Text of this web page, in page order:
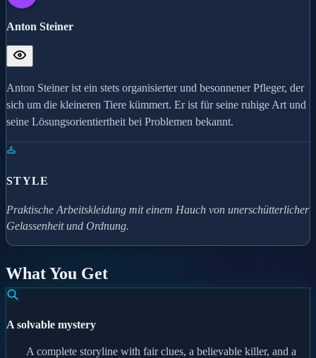
Anton Steiner
Anton Steiner ist ein stets organisierter und besonnener Pfleger, der
sich um die kleineren Tiere kümmert. Er ist für seine ruhige Art und
seine Lösungsorientiertheit bei Problemen bekannt.
STYLE
Praktische Arbeitskleidung mit einem Hauch von unerschütterlicher
Gelassenheit und Ordnung.
What You Get
A solvable mystery
A complete storyline with fair clues, a believable killer, and a